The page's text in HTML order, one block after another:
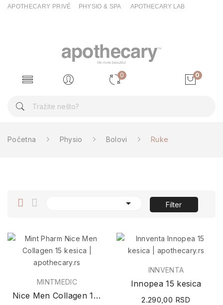
APOTHECARY PRIVÉ PHYSIO & SPA APOTHECARY LAB
0 0
Početna Physio Bolovi Ruke
 Filter
MINTMEDIC
Nice Men Collagen 15 kesica
INNVENTA
Innopea 15 kesica
2.290,00 RSD